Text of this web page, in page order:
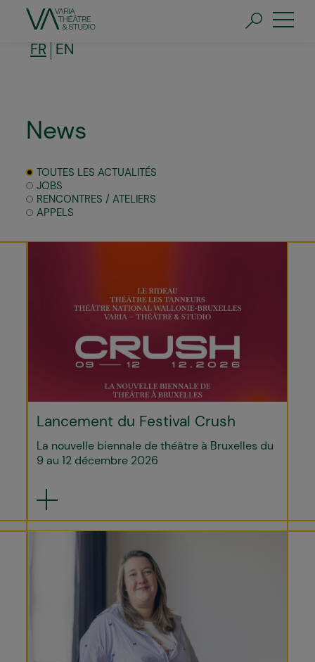
contenu
FR EN
News
TOUTES LES ACTUALITÉS
JOBS
RENCONTRES / ATELIERS
APPELS
Lancement du Festival Crush
La nouvelle biennale de théâtre à Bruxelles du
9 au 12 décembre 2026